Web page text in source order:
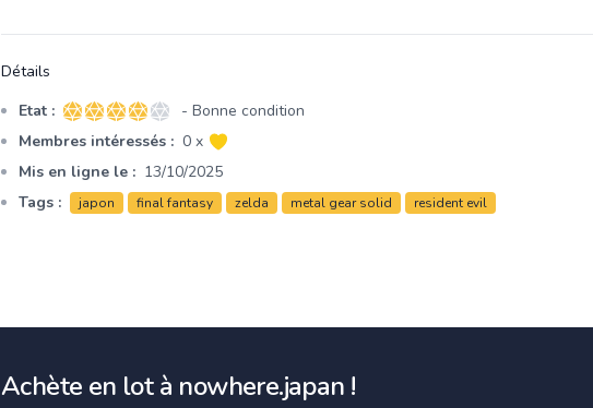
Détails
Etat : 4 sur 5 étoiles
- Bonne condition
Membres intéressés : 0 x
Mis en ligne le : 13/10/2025
Tags :
japon final fantasy zelda metal gear solid resident evil
Achète en lot à nowhere.japan !